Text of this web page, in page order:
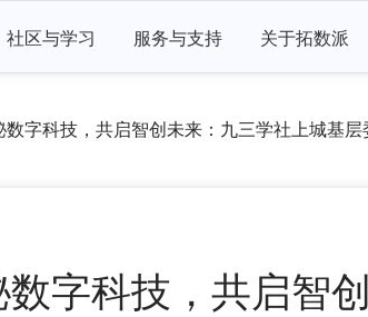
社区与学习 服务与支持 关于拓数派
数字科技，共启智创未来：九三学社上城基
数字科技，共启智